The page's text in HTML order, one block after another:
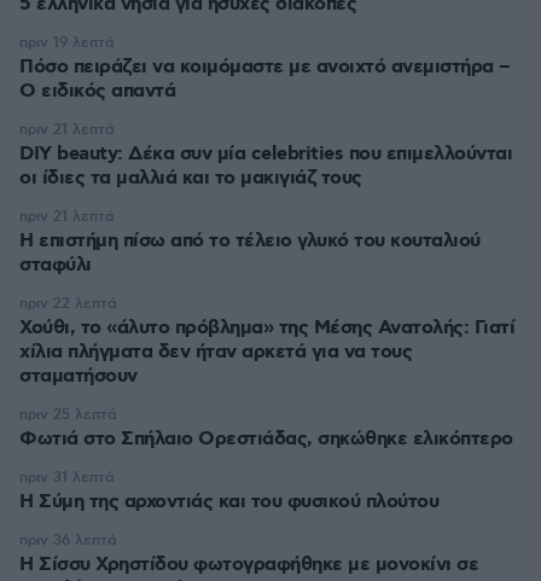
Πόσο πειράζει να κοιμόμαστε με ανοιχτό ανεμιστήρα –
Ο ειδικός απαντά
πριν 19 λεπτά
DIY beauty: Δέκα συν μία celebrities που επιμελλούνται
οι ίδιες τα μαλλιά και το μακιγιάζ τους
πριν 21 λεπτά
Η επιστήμη πίσω από το τέλειο γλυκό του κουταλιού
σταφύλι
πριν 21 λεπτά
Χούθι, το «άλυτο πρόβλημα» της Μέσης Ανατολής: Γιατί
χίλια πλήγματα δεν ήταν αρκετά για να τους
σταματήσουν
πριν 22 λεπτά
Φωτιά στο Σπήλαιο Ορεστιάδας, σηκώθηκε ελικόπτερο
πριν 25 λεπτά
Η Σύμη της αρχοντιάς και του φυσικού πλούτου
πριν 31 λεπτά
Η Σίσσυ Χρηστίδου φωτογραφήθηκε με μονοκίνι σε
πριν 36 λεπτά